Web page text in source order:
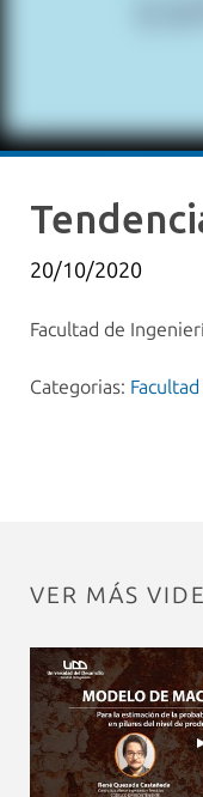
20/10/2020
Facultad de
Categorias:
VER MÁS